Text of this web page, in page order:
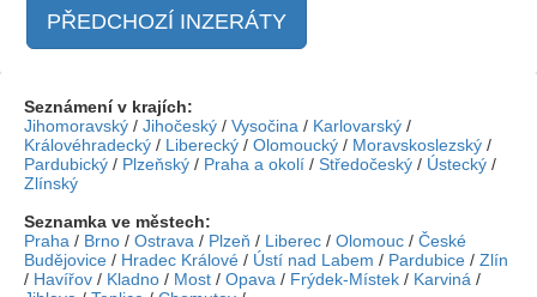
PŘEDCHOZÍ INZERÁTY
Seznámení v krajích:
Jihomoravský / Jihočeský / Vysočina / Karlovarský /
Královéhradecký / Liberecký / Olomoucký / Moravskoslezský /
Pardubický / Plzeňský / Praha a okolí / Středočeský / Ústecký /
Zlínský
Seznamka ve městech:
Praha / Brno / Ostrava / Plzeň / Liberec / Olomouc / České
Budějovice / Hradec Králové / Ústí nad Labem / Pardubice / Zlín
/ Havířov / Kladno / Most / Opava / Frýdek-Místek / Karviná /